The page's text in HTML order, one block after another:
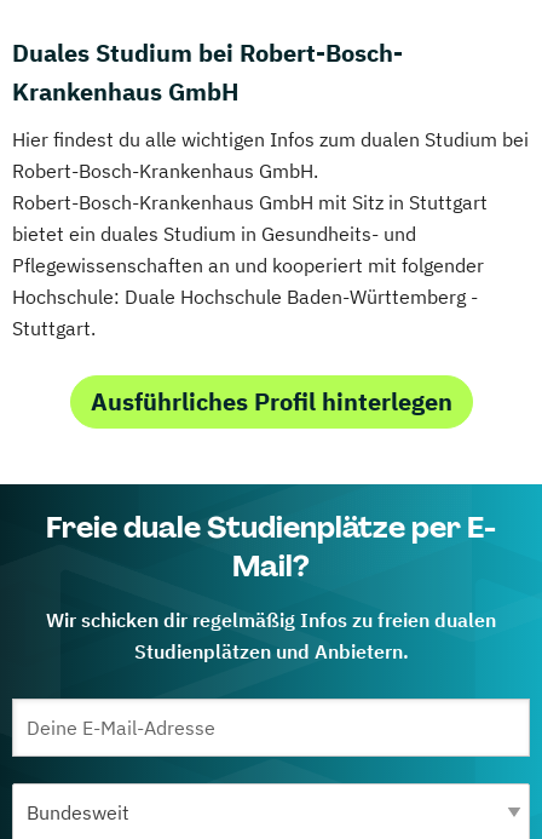
Duales Studium bei Robert-Bosch-
Krankenhaus GmbH
Hier findest du alle wichtigen Infos zum dualen Studium bei
Robert-Bosch-Krankenhaus GmbH.
Robert-Bosch-Krankenhaus GmbH mit Sitz in Stuttgart
bietet ein duales Studium in Gesundheits- und
Pflegewissenschaften an und kooperiert mit folgender
Hochschule: Duale Hochschule Baden-Württemberg -
Stuttgart.
Ausführliches Profil hinterlegen
Freie duale Studienplätze per E-
Mail?
Wir schicken dir regelmäßig Infos zu freien dualen
Studienplätzen und Anbietern.